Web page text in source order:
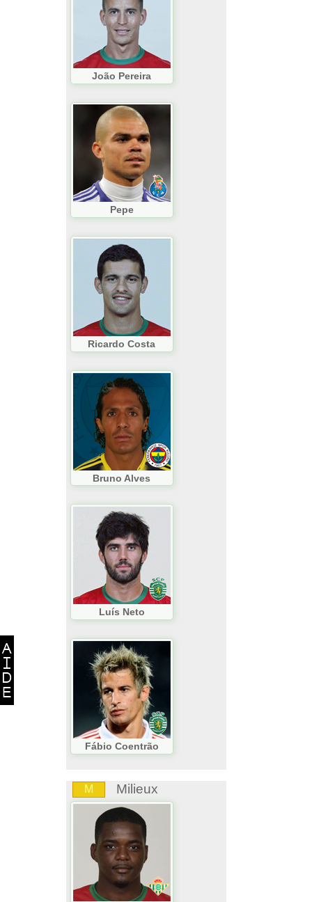
João Pereira
Pepe
Ricardo Costa
Bruno Alves
Luís Neto
Fábio Coentrão
M Milieux